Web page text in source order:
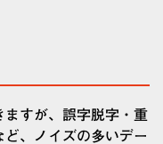
すが、誤字脱字・重
、ノイズの多いデー